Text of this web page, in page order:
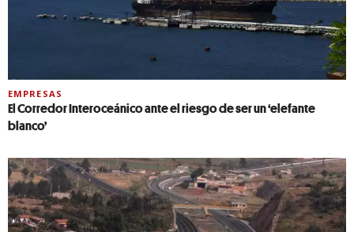
EMPRESAS
El Corredor Interoceánico ante el riesgo de ser un ‘elefante
blanco’